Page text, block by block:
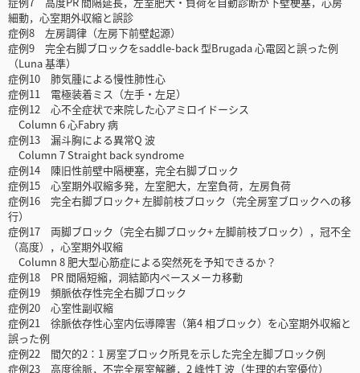
細動，心室期外収縮と誤診
症例8 左房調律（左房下前壁起源）
症例9 完全右脚ブロックをsaddle-back 型Brugada 心電図と誤った例
（Luna 基準）
症例10 肺気腫による慢性肺性心
症例11 電極装着ミス（左手・左足）
症例12 心不全症状で来院した心アミロイドーシス
Column 6 心Fabry 病
症例13 漏斗胸による異常Q 波
Column 7 Straight back syndrome
症例14 陳旧性前壁中隔梗塞，完全右脚ブロック
症例15 心室期外収縮多発，左室肥大，左室負荷，左房負荷
症例16 完全右脚ブロック+ 左脚前枝ブロック（完全房室ブロックへの移
行）
症例17 両脚ブロック（完全右脚ブロック+ 左脚前枝ブロック），冠不全
（高度），心室期外収縮
Column 8 肥大型心筋症による突然死を予知できるか？
症例18 PR 間隔短縮，洞結節内ペースメーカ移動
症例19 頻脈依存性完全右脚ブロック
症例20 心室性副収縮
症例21 徐脈依存性心室内伝導障害（第4 相ブロック）を心室期外収縮と
誤った例
症例22 間欠的2：1 房室ブロック所見を示した完全左脚ブロック例
症例23 高度徐脈，不完全房室解離，2 峰性T 波（生理的右室優位）